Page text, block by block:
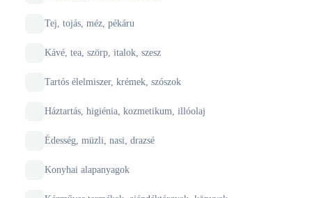
Tej, tojás, méz, pékáru
Kávé, tea, szörp, italok, szesz
Tartós élelmiszer, krémek, szószok
Háztartás, higiénia, kozmetikum, illóolaj
Édesség, müzli, nasi, drazsé
Konyhai alapanyagok